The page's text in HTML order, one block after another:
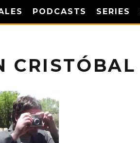
PODCASTS SERIES
CRISTÓBAL